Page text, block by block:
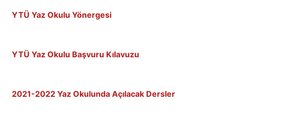
YTÜ Yaz Okulu Yönergesi
YTÜ Yaz Okulu Başvuru Kılavuzu
2021-2022 Yaz Okulunda Açılacak Dersler